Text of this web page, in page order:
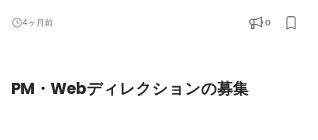
を提供する「プラットフォーム」の存在が不可欠だと考えていま
の課題を一
4ヶ月前 0
PM・Webディレクションの募集